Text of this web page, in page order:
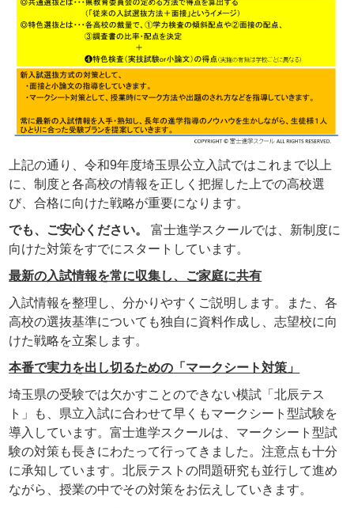
上記の通り、令和9年度埼玉県公立入試ではこれまで以上
に、制度と各高校の情報を正しく把握した上での高校選
び、合格に向けた戦略が重要になります。
でも、ご安心ください。
富士進学スクールでは、新制度に
向けた対策をすでにスタートしています。
最新の入試情報を常に収集し、ご家庭に共有
入試情報を整理し、分かりやすくご説明します。また、各
高校の選抜基準についても独自に資料作成し、志望校に向
けた戦略を立案します。
本番で実力を出し切るための「マークシート対策」
埼玉県の受験では欠かすことのできない模試「北辰テス
ト」も、県立入試に合わせて早くもマークシート型試験を
導入しています。富士進学スクールは、マークシート型試
験の対策も長きにわたって行ってきました。注意点も十分
に承知しています。北辰テストの問題研究も並行して進め
ながら、授業の中でその対策をお伝えしていきます。